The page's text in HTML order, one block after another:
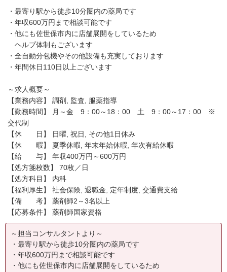
・最寄り駅から徒歩10分圏内の薬局です
・年収600万円まで相談可能です
・他にも佐世保市内に店舗展開をしているため
ヘルプ体制もございます
・全自動分包機やその他設備も充実しております
・年間休日110日以上ございます
～求人概要～
【業務内容】 調剤, 監査, 服薬指導
【勤務時間】 月～金 9：00～18：00 土 9：00～17：00 ※
交代制
【休 日】 日曜, 祝日, その他1日休み
【休 暇】 夏季休暇, 年末年始休暇, 年次有給休暇
【給 与】 年収400万円～600万円
【処方箋枚数】 70枚／日
【処方科目】 内科
【福利厚生】 社会保険, 退職金, 定年制度, 交通費支給
【備 考】 薬剤師2～3名以上
【応募条件】 薬剤師国家資格
～担当コンサルタントより～
・最寄り駅から徒歩10分圏内の薬局です
・年収600万円まで相談可能です
・他にも佐世保市内に店舗展開をしているため